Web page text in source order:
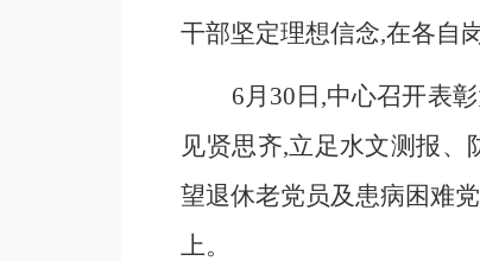
干部坚定理想信念,在各自
6月30日,中心召开表
见贤思齐,立足水文测报
望退休老党员及患病困难
上。